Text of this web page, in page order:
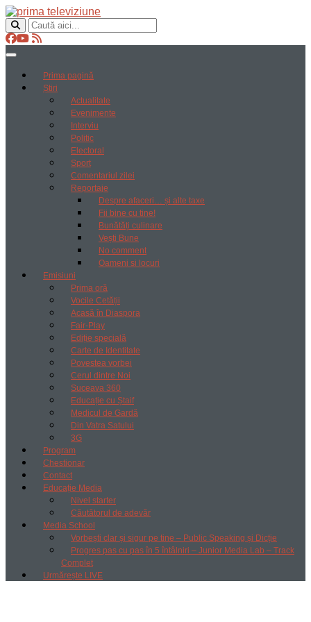
Prima pagină
Știri
Actualitate
Evenimente
Interviu
Politic
Electoral
Sport
Comentariul zilei
Reportaje
Despre afaceri… și alte taxe
Fii bine cu tine!
Bunătăți culinare
Vești Bune
No comment
Oameni si locuri
Emisiuni
Prima oră
Vocile Cetății
Acasă în Diaspora
Fair-Play
Ediție specială
Carte de Identitate
Povestea vorbei
Cerul dintre Noi
Suceava 360
Educație cu Ștaif
Medicul de Gardă
Din Vatra Satului
3G
Program
Chestionar
Contact
Educație Media
Nivel starter
Căutătorul de adevăr
Media School
Vorbești clar și sigur pe tine – Public Speaking și Dicție
Progres pas cu pas în 5 întâlniri – Junior Media Lab – Track
Complet
Urmărește LIVE